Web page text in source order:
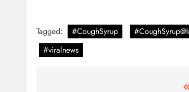
Tagged: #CoughSyrup
#viralnews